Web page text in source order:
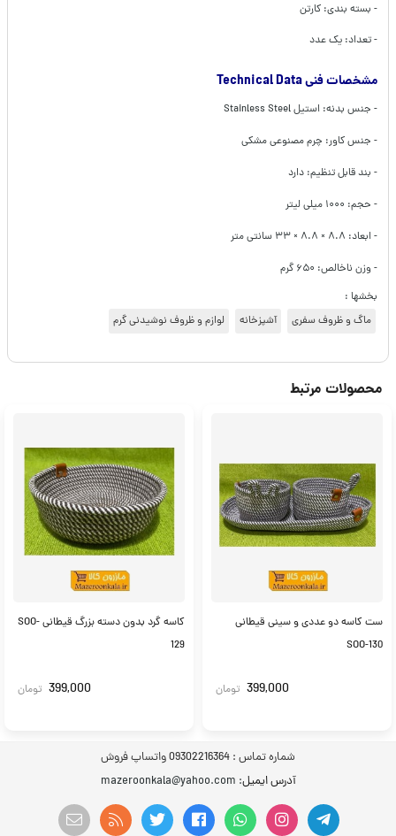
- بسته بندی: کارتن
- تعداد: یک عدد
مشخصات فنی Technical Data
- جنس بدنه: استیل Stainless Steel
- جنس کاور: چرم مصنوعی مشکی
- بند قابل تنظیم: دارد
- حجم: ۱۰۰۰ میلی لیتر
- ابعاد: ۸.۸ × ۸.۸ × ۳۳ سانتی متر
- وزن ناخالص: ۶۵۰ گرم
بخشها :
ماگ و ظروف سفری
آشپزخانه لوازم و ظروف نوشیدنی گرم
محصولات مرتبط
ست کاسه دو عددی و سینی قیطانی
SOO-130
399,000 تومان
کاسه گرد بدون دسته بزرگ قیطانی SOO-
129
399,000 تومان
شماره تماس : 09302216364 واتساپ فروش
آدرس ایمیل: mazeroonkala@yahoo.com